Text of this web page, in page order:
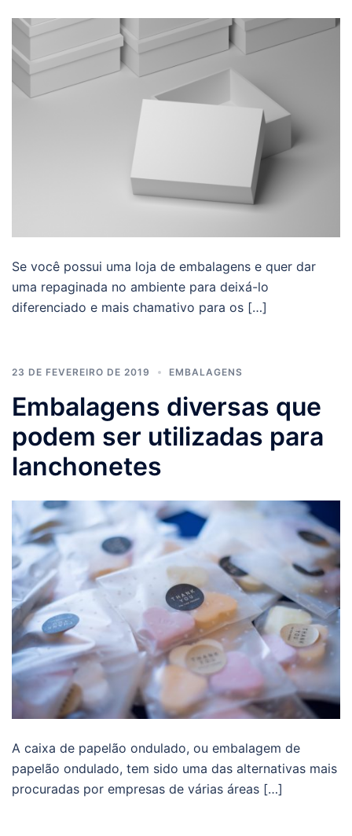
Se você possui uma loja de embalagens e quer dar
uma repaginada no ambiente para deixá-lo
diferenciado e mais chamativo para os […]
23 DE FEVEREIRO DE 2019 EMBALAGENS
Embalagens diversas que
podem ser utilizadas para
lanchonetes
A caixa de papelão ondulado, ou embalagem de
papelão ondulado, tem sido uma das alternativas mais
procuradas por empresas de várias áreas […]